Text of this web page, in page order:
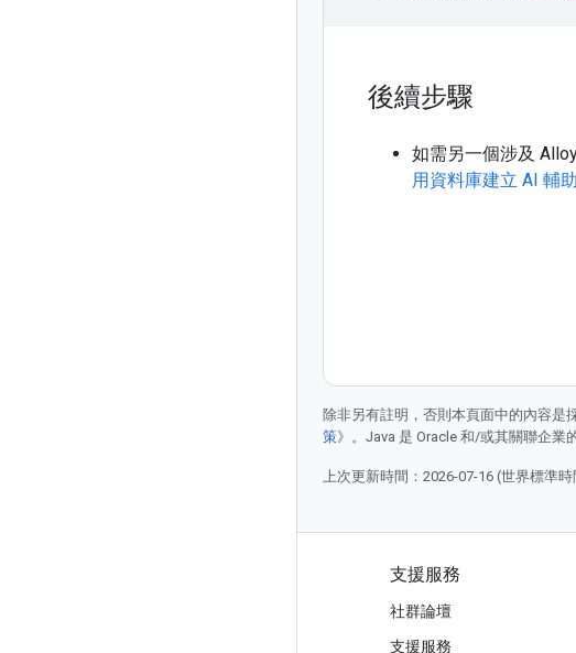
後續步驟
如需另一個涉及
用資料庫建立 AI 輔
除非另有註明，否則本頁面中的內容是
策》。Java 是 Oracle 和/或其關聯企業
上次更新時間：2026-07-16 (世界標準時
支援服務
社群論壇
支援服務